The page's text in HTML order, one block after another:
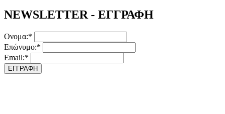
NEWSLETTER - ΕΓΓΡΑΦΗ
Ονομα:*
Επώνυμο:*
Email:*
ΕΓΓΡΑΦΗ